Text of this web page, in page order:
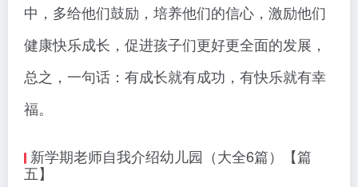
中，多给他们鼓励，培养他们的信心，激励他们
健康快乐成长，促进孩子们更好更全面的发展，
总之，一句话：有成长就有成功，有快乐就有幸
福。
新学期老师自我介绍幼儿园（大全6篇）【篇
五】